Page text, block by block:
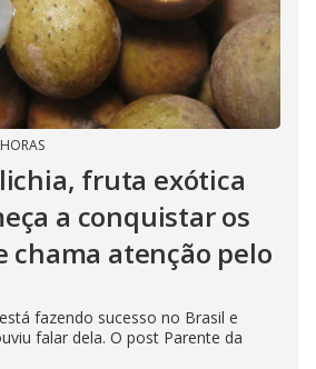
d
e
o fruta exótica
a conquistar os
chama atenção pelo
fazendo sucesso no Brasil e
falar dela. O post Parente da